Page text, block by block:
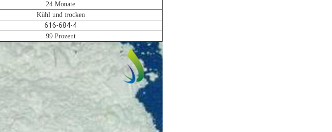
24 Monate
Kühl und trocken
616-684-4
99 Prozent